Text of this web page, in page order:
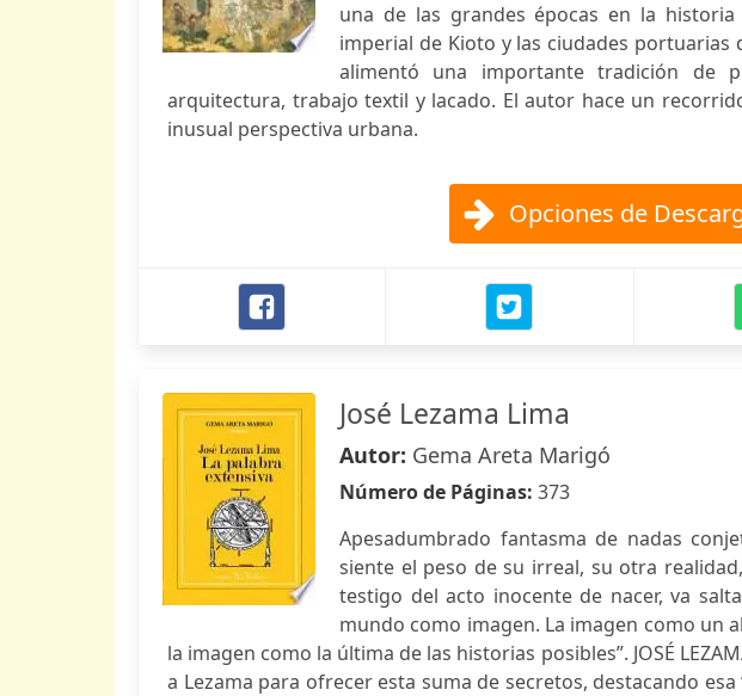
una de las grandes épocas en la
imperial de Kioto y las ciudades portuarias
alimentó una importante tradición de
arquitectura, trabajo textil y lacado. El autor hace un
inusual perspectiva urbana.
Opciones de
José Lezama Lima
Autor: Gema Areta Marigó
Número de Páginas: 373
Apesadumbrado fantasma de nadas
siente el peso de su irreal, su otra
testigo del acto inocente de nacer, va
mundo como imagen. La imagen como un
la imagen como la última de las historias posibles”. JOSÉ
a Lezama para ofrecer esta suma de secretos, destacando